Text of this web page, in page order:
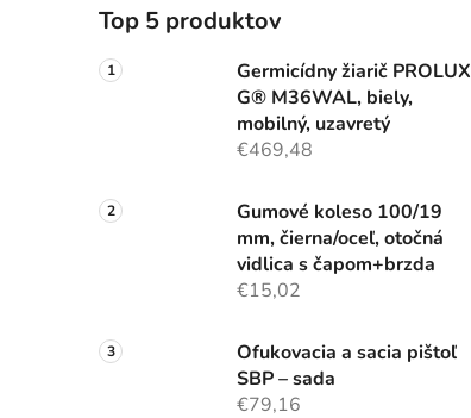
Top 5 produktov
Germicídny žiarič PROLUX
G® M36WAL, biely,
mobilný, uzavretý
€469,48
Gumové koleso 100/19
mm, čierna/oceľ, otočná
vidlica s čapom+brzda
€15,02
Ofukovacia a sacia pištoľ
SBP – sada
€79,16